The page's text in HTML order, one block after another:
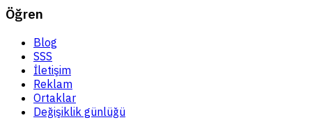
Öğren
Blog
SSS
İletişim
Reklam
Ortaklar
Değişiklik günlüğü